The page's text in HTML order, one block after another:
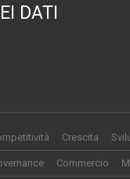
DATI
Crescita
Commercio